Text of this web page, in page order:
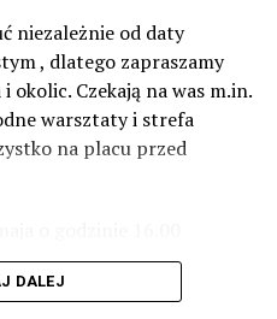
tych przekroczonych
no to nie możemy nic
– 61 i 56 decybeli –
niezależnie od daty
, dlatego zapraszamy
okolic. Czekają na was m.in.
warsztaty i strefa
na placu przed
i „Specyficzni”.
DALEJ